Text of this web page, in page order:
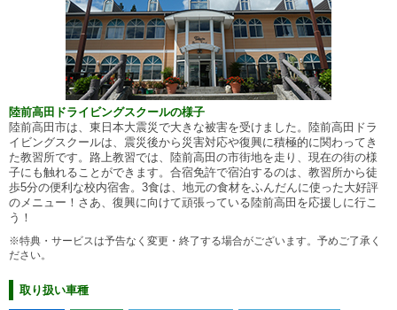
陸前高田ドライビングスクールの様子
陸前高田市は、東日本大震災で大きな被害を受けました。陸前高田ドラ
イビングスクールは、震災後から災害対応や復興に積極的に関わってき
た教習所です。路上教習では、陸前高田の市街地を走り、現在の街の様
子にも触れることができます。合宿免許で宿泊するのは、教習所から徒
歩5分の便利な校内宿舎。3食は、地元の食材をふんだんに使った大好評
のメニュー！さあ、復興に向けて頑張っている陸前高田を応援しに行こ
う！
※特典・サービスは予告なく変更・終了する場合がございます。予めご了承く
ださい。
取り扱い車種